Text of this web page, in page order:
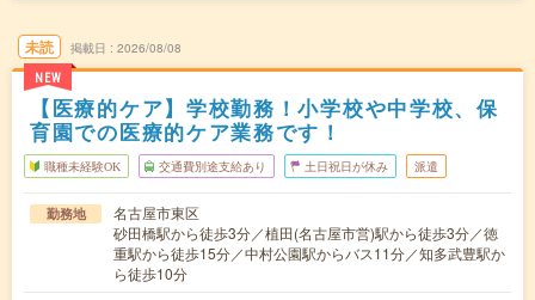
未読
NEW
掲載日 2026/08/08
【医療的ケア】学校勤務！小学校や中学校、保
育園での医療的ケア業務です！
職種未経験OK 交通費別途支給あり 土日祝日が休み 派遣
勤務地
名古屋市東区
砂田橋駅から徒歩3分／植田(名古屋市営)駅から徒歩3分／徳
重駅から徒歩15分／中村公園駅からバス11分／知多武豊駅か
ら徒歩10分